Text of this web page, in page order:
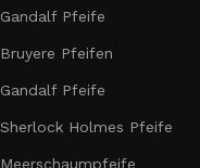
Gandalf Pfeife
Bruyere Pfeifen
Gandalf Pfeife
Sherlock Holmes Pfeife
Meerschaumpfeife